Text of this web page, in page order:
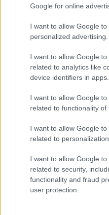
Google for online
I want to allow Google to
personalized advertising.
I want to allow Google
related to analytics like
device identifiers in apps.
I want to allow Google
related to functionality of
I want to allow Google
related to personalization.
I want to allow Google
related to security,
functionality and fraud
user protection.
Σινεμά |28.04.2021 13:09
Αρης Σερβετάλης:
πρεμιέρα για τον
στη Μόσχα
Τα social media της
μετά το τέλος της
για την ταινία